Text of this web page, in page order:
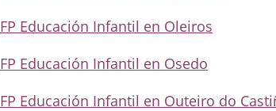
FP Educación Infantil en Oleiros
FP Educación Infantil en Osedo
FP Educación Infantil en Outeiro do